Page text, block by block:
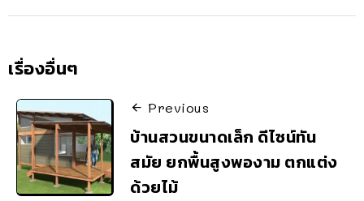
เรื่องอื่นๆ
Previous
บ้านสวนขนาดเล็ก ดีไซน์ทัน
สมัย ยกพื้นสูงพองาม ตกแต่ง
ด้วยไม้